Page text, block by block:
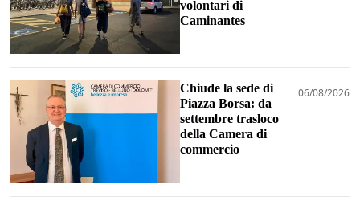
volontari di
Caminantes
Chiude la sede di
Piazza Borsa: da
settembre trasloco
della Camera di
commercio
06/08/2026